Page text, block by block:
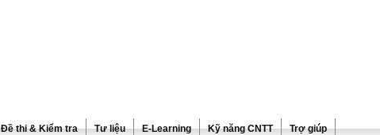
Đề thi & Kiểm tra Tư liệu E-Learning Kỹ năng CNTT Trợ giúp